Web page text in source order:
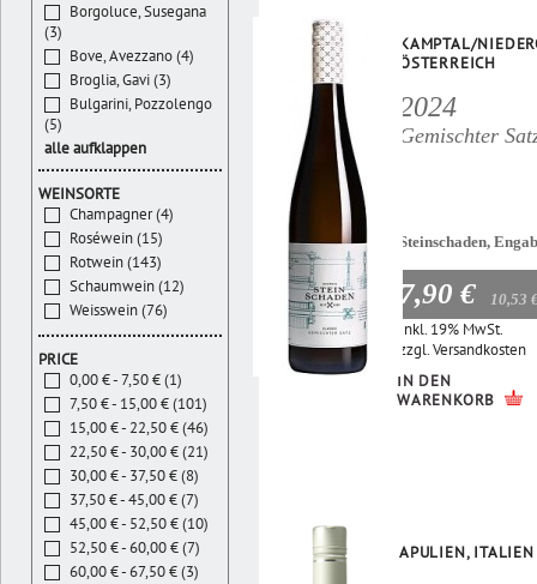
KAMPTAL/
ÖSTERREICH
2024
Gemischter
Steinschaden,
7,90 € 10,53
Inkl. 19% MwSt.
zzgl.Versandkosten
IN DEN
WARENKORB
APULIEN, ITALIEN
Borgoluce, Susegana
(3)
Bove, Avezzano (4)
Broglia, Gavi (3)
Bulgarini, Pozzolengo
(5)
alle aufklappen
WEINSORTE
Champagner (4)
Roséwein (15)
Rotwein (143)
Schaumwein (12)
Weisswein (76)
PRICE
0,00 € - 7,50 € (1)
7,50 € - 15,00 € (101)
15,00 € - 22,50 € (46)
22,50 € - 30,00 € (21)
30,00 € - 37,50 € (8)
37,50 € - 45,00 € (7)
45,00 € - 52,50 € (10)
52,50 € - 60,00 € (7)
60,00 € - 67,50 € (3)